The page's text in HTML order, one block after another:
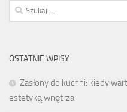
Szukaj:
OSTATNIE WPISY
Zasłony do kuchni: kiedy
estetyką wnętrza